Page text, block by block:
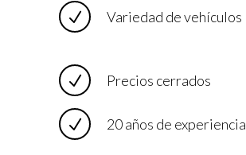
Variedad de vehículos
Precios cerrados
20 años de experiencia